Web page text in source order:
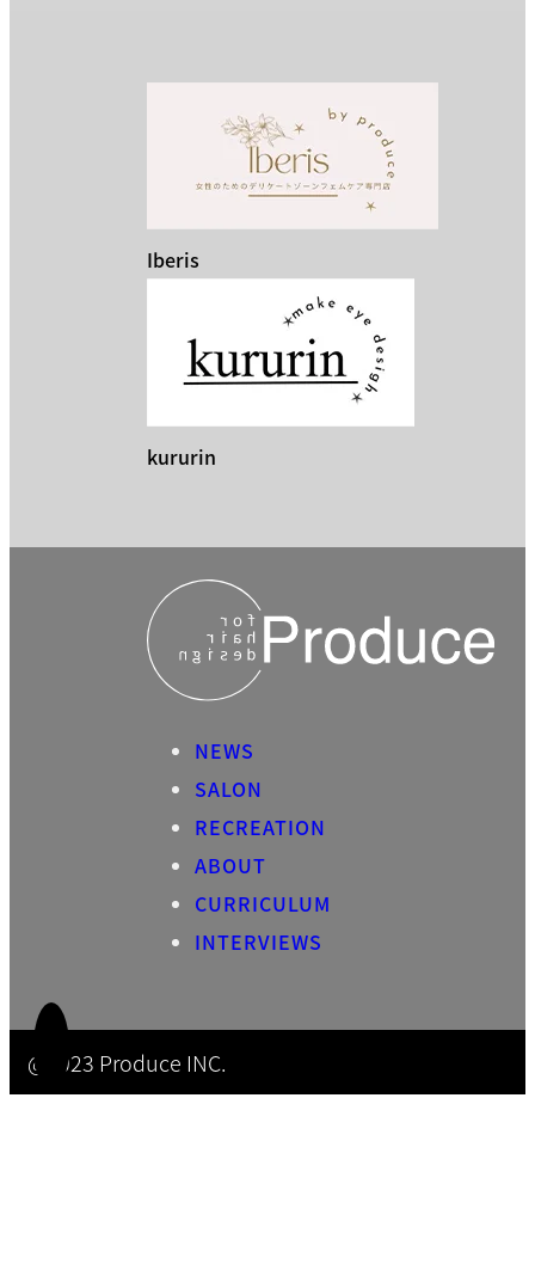
Iberis
kururin
NEWS
SALON
RECREATION
ABOUT
CURRICULUM
INTERVIEWS
@2023 Produce INC.